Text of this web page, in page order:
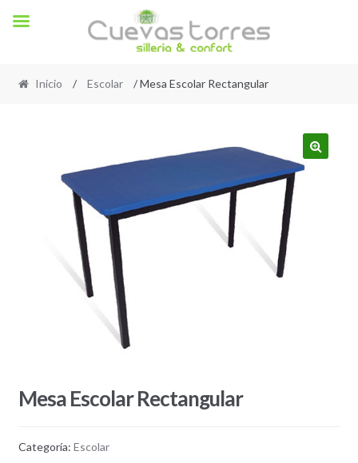
Inicio / Escolar / Mesa Escolar Rectangular
Mesa Escolar Rectangular
Categoría: Escolar